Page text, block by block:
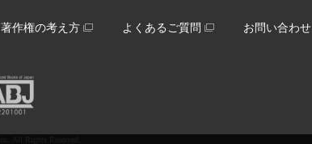
著作権の考え方 よくあるご質問 お問い合わせ